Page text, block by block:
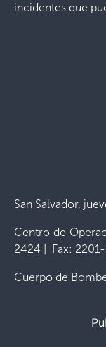
incidentes que
San Salvador,
Centro de
2424 | Fax:
Cuerpo de